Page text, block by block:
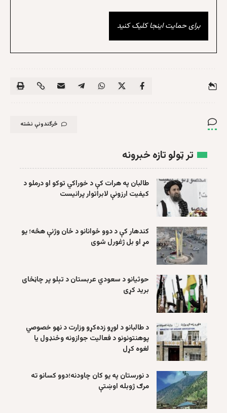
برای حمایت اینجا کلیک کنید
څرگندونې نشته
تر ټولو تازه خبرونه
طالبان په هرات کې د خوراکي توکو او درملو د
کیفیت ارزونې لابراتوار پرانیست
کندهار کې د دوو ځوانانو د ځان وژنې هڅه؛ یو
مړ او بل ژغورل شوی
حوثیانو د سعودي عربستان د تېلو پر چاڼځای
برید کړی
د طالبانو د لوړو زده‌کړو وزارت د نهو خصوصي
پوهنتونونو د فعالیت جوازونه وځنډول یا
لغوه کړل
د نورستان په یو کان چاودنه؛دوو کسانو ته
مرګ ژوبله اوښتې